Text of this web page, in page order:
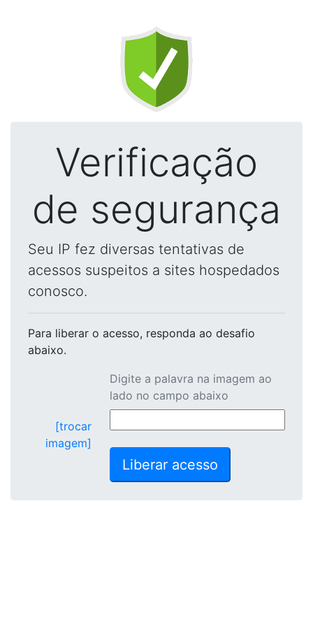
Verificação
de segurança
Seu IP fez diversas tentativas de
acessos suspeitos a sites hospedados
conosco.
Para liberar o acesso, responda ao desafio
abaixo.
[trocar
imagem]
Digite a palavra na imagem ao
lado no campo abaixo